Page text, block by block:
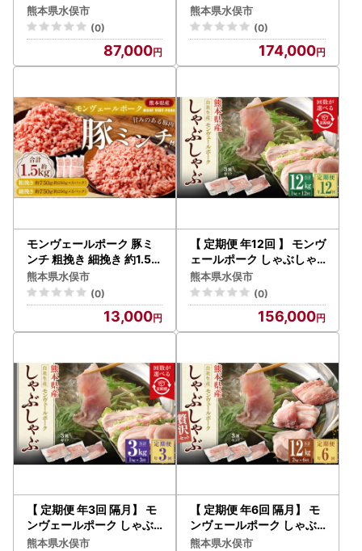
れ 4kg (250g×16)
熊本県水俣市
(0)
87,000
れ 4kg (250g×16)
熊本県水俣市
(0)
174,000
モンヴェールポーク 豚ミ
ンチ 粗挽き 細挽き 約1.5k
gセット
熊本県水俣市
(0)
13,000
【 定期便 年12回 】 モンヴ
ェールポーク しゃぶしゃ
ぶ セット 3種類 計1kg
熊本県水俣市
(0)
156,000
【 定期便 年3回 隔月】 モ
ンヴェールポーク しゃぶ
しゃぶ セット 3種類 計1kg
熊本県水俣市
【 定期便 年6回 隔月】 モ
ンヴェールポーク しゃぶ
しゃぶ 贅沢 セット 計2kg
熊本県水俣市